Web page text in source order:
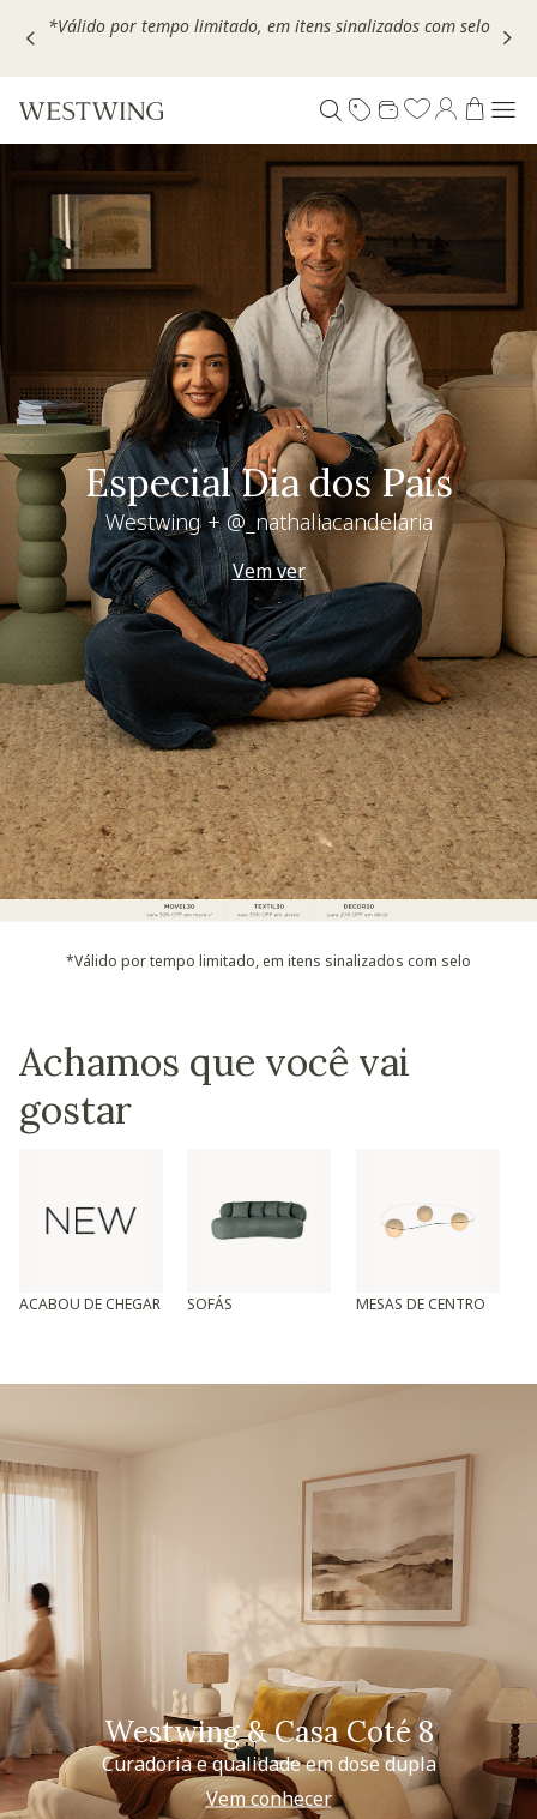
Escolha seu VOUCHER e ganhe até 30% OFF*: useMOVEL30,
Living desejo
+30% OFF extra
Use seu voucher
*Válido por tempo limitado, em itens sinalizados com selo
Achamos que você vai
gostar
ACABOU DE CHEGAR SOFÁS MESAS DE CENTRO
Westwing & Casa Coté 8
Curadoria e qualidade em dose dupla
Vem conhecer